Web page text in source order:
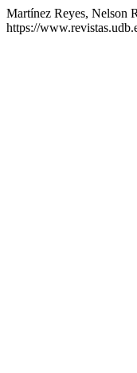
Martínez Reyes, Nelson
https://